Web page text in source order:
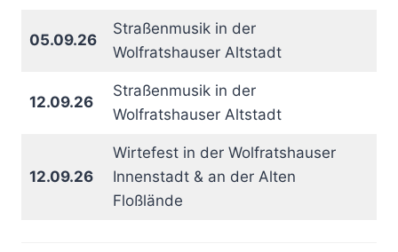
05.09.26
Straßenmusik in der
Wolfratshauser Altstadt
12.09.26
Straßenmusik in der
Wolfratshauser Altstadt
12.09.26
Wirtefest in der Wolfratshauser
Innenstadt & an der Alten
Floßlände